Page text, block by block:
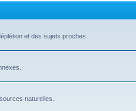
et des sujets proches.
naturelles.